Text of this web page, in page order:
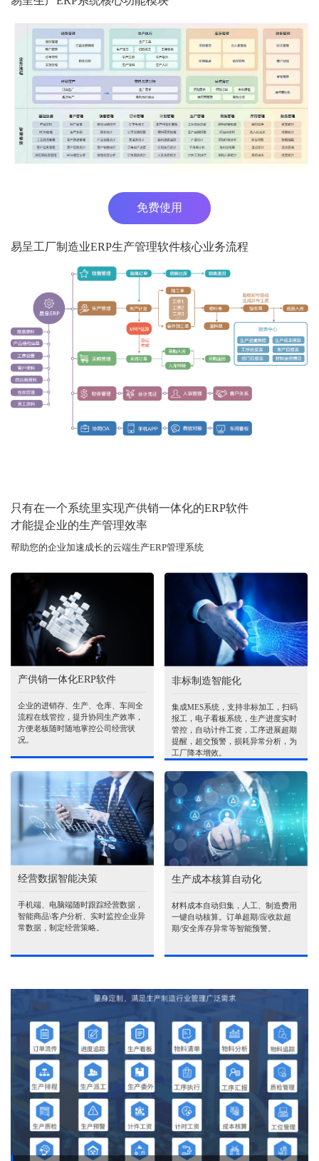
免费使用
易呈工厂制造业ERP生产管理软件核心业务流程
只有在一个系统里实现产供销一体化的ERP软件
才能提企业的生产管理效率
帮助您的企业加速成长的云端生产ERP管理系统
产供销一体化ERP软件
企业的进销存、生产、仓库、车间全
流程在线管控，提升协同生产效率，
方便老板随时随地掌控公司经营状
况。
非标制造智能化
集成MES系统，支持非标加工，扫码
报工，电子看板系统，生产进度实时
管控，自动计件工资，工序进展超期
提醒，超交预警，损耗异常分析，为
工厂降本增效。
经营数据智能决策
手机端、电脑端随时跟踪经营数据，
智能商品\客户分析、实时监控企业异
常数据，制定经营策略。
生产成本核算自动化
材料成本自动归集，人工、制造费用
一键自动核算。订单超期/应收款超
期/安全库存异常等智能预警。